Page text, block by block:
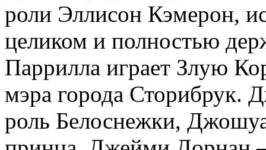
роли Эллисон Кэмерон,
целиком и полностью
Паррилла играет Злую
мэра города Сторибрук.
роль Белоснежки,